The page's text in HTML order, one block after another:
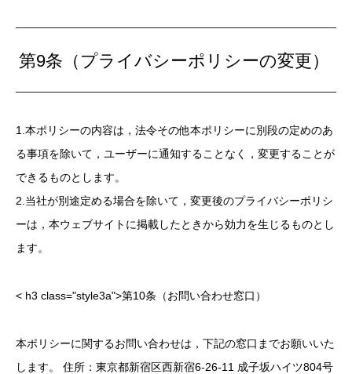
第9条（プライバシーポリシーの変更）
1.本ポリシーの内容は，法令その他本ポリシーに別段の定めのあ
る事項を除いて，ユーザーに通知することなく，変更することが
できるものとします。
2.当社が別途定める場合を除いて，変更後のプライバシーポリシ
ーは，本ウェブサイトに掲載したときから効力を生じるものとし
ます。
< h3 class="style3a">第10条（お問い合わせ窓口）
本ポリシーに関するお問い合わせは，下記の窓口までお願いいた
します。 住所：東京都新宿区西新宿6-26-11 成子坂ハイツ804号